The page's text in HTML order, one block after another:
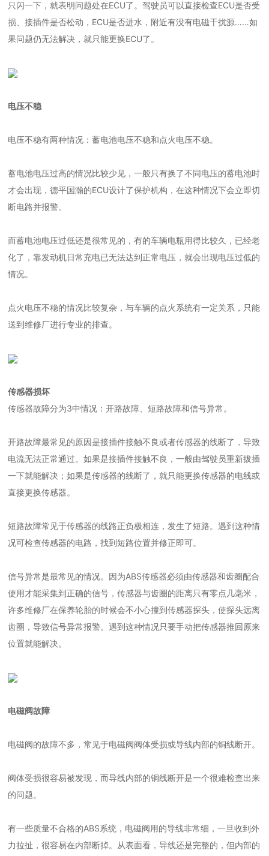
只闪一下，就表明问题处在ECU了。驾驶员可以直接检查ECU是否受
损、接插件是否松动，ECU是否进水，附近有没有电磁干扰源……如
果问题仍无法解决，就只能更换ECU了。
电压不稳
电压不稳有两种情况：蓄电池电压不稳和点火电压不稳。
蓄电池电压过高的情况比较少见，一般只有换了不同电压的蓄电池时
才会出现，德平国瀚的ECU设计了保护机构，在这种情况下会立即切
断电路并报警。
而蓄电池电压过低还是很常见的，有的车辆电瓶用得比较久，已经老
化了，靠发动机日常充电已无法达到正常电压，就会出现电压过低的
情况。
点火电压不稳的情况比较复杂，与车辆的点火系统有一定关系，只能
送到维修厂进行专业的排查。
传感器损坏
传感器故障分为3中情况：开路故障、短路故障和信号异常。
开路故障最常见的原因是接插件接触不良或者传感器的线断了，导致
电流无法正常通过。如果是接插件接触不良，一般由驾驶员重新拔插
一下就能解决；如果是传感器的线断了，就只能更换传感器的电线或
直接更换传感器。
短路故障常见于传感器的线路正负极相连，发生了短路。遇到这种情
况可检查传感器的电路，找到短路位置并修正即可。
信号异常是最常见的情况。因为ABS传感器必须由传感器和齿圈配合
使用才能采集到正确的信号，传感器与齿圈的距离只有零点几毫米，
许多维修厂在保养轮胎的时候会不小心撞到传感器探头，使探头远离
齿圈，导致信号异常报警。遇到这种情况只要手动把传感器推回原来
位置就能解决。
电磁阀故障
电磁阀的故障不多，常见于电磁阀阀体受损或导线内部的铜线断开。
阀体受损很容易被发现，而导线内部的铜线断开是一个很难检查出来
的问题。
有一些质量不合格的ABS系统，电磁阀用的导线非常细，一旦收到外
力拉扯，很容易在内部断掉。从表面看，导线还是完整的，但内部的